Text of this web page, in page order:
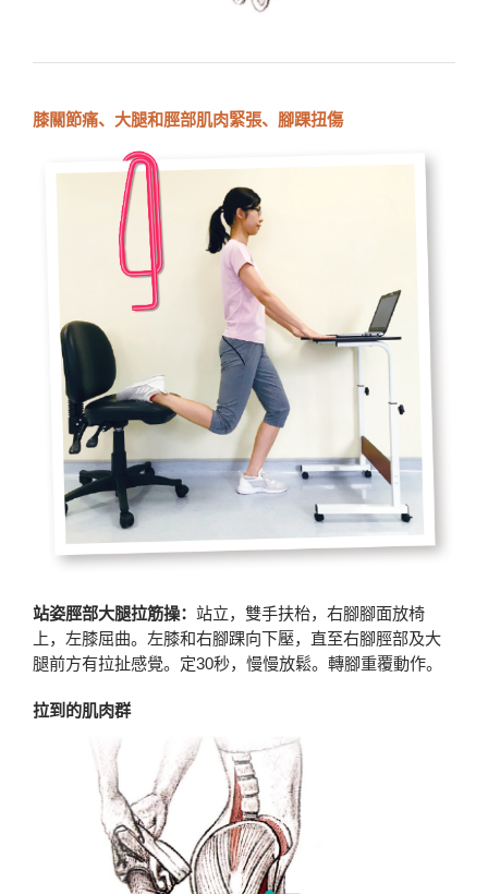
膝關節痛、大腿和脛部肌肉緊張、腳踝扭傷
站姿脛部大腿拉筋操： 站立，雙手扶枱，右腳腳面放椅
上，左膝屈曲。左膝和右腳踝向下壓，直至右腳脛部及大
腿前方有拉扯感覺。定30秒，慢慢放鬆。轉腳重覆動作。
拉到的肌肉群